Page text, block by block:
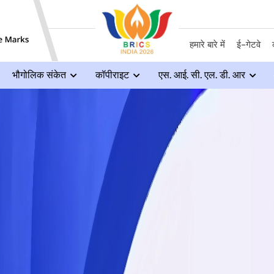
हमारे बारे में ई-गेटवे
भौगोलिक संकेत कॉपीराइट एस. आई. सी. एल. डी. आर